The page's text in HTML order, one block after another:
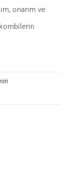
onarım ve
kombilerin